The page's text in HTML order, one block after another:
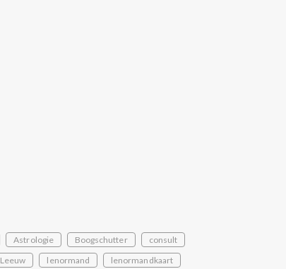
Astrologie Boogschutter
consult
Leeuw lenormand
lenormandkaart